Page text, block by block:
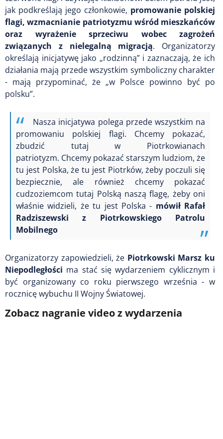
jak podkreślają jego członkowie, promowanie polskiej
flagi, wzmacnianie patriotyzmu wśród mieszkańców
oraz wyrażenie sprzeciwu wobec zagrożeń
związanych z nielegalną migracją. Organizatorzy
określają inicjatywę jako „rodzinną” i zaznaczają, że ich
działania mają przede wszystkim symboliczny charakter
- mają przypominać, że „w Polsce powinno być po
polsku”.
Nasza inicjatywa polega przede wszystkim na
promowaniu polskiej flagi.
Chcemy pokazać,
zbudzić tutaj w Piotrkowianach
patriotyzm. Chcemy pokazać starszym ludziom, że
tu jest Polska, że tu jest Piotrków, żeby poczuli się
bezpiecznie, ale również chcemy pokazać
cudzoziemcom tutaj Polską naszą flagę, żeby oni
właśnie widzieli, że tu jest Polska - mówił Rafał
Radziszewski z Piotrkowskiego Patrolu
Mobilnego
Organizatorzy zapowiedzieli, że Piotrkowski Marsz ku
Niepodległości ma stać się wydarzeniem cyklicznym i
być organizowany co roku pierwszego września - w
rocznicę wybuchu II Wojny Światowej.
Zobacz nagranie video z wydarzenia